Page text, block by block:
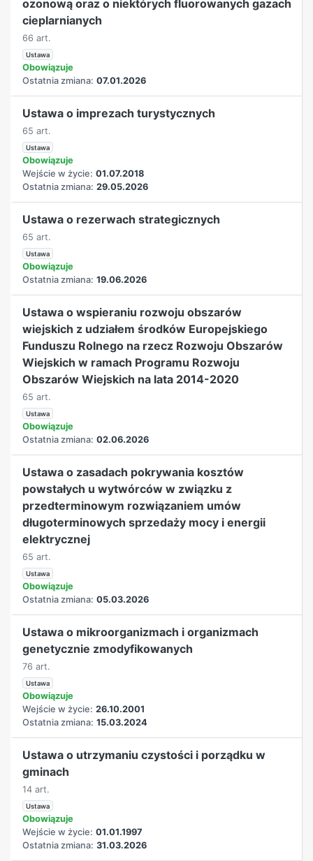
ozonową oraz o niektórych fluorowanych gazach
cieplarnianych
66 art.
Ustawa
Obowiązuje
Ostatnia zmiana: 07.01.2026
Ustawa o imprezach turystycznych
65 art.
Ustawa
Obowiązuje
Wejście w życie: 01.07.2018
Ostatnia zmiana: 29.05.2026
Ustawa o rezerwach strategicznych
65 art.
Ustawa
Obowiązuje
Ostatnia zmiana: 19.06.2026
Ustawa o wspieraniu rozwoju obszarów
wiejskich z udziałem środków Europejskiego
Funduszu Rolnego na rzecz Rozwoju Obszarów
Wiejskich w ramach Programu Rozwoju
Obszarów Wiejskich na lata 2014-2020
65 art.
Ustawa
Obowiązuje
Ostatnia zmiana: 02.06.2026
Ustawa o zasadach pokrywania kosztów
powstałych u wytwórców w związku z
przedterminowym rozwiązaniem umów
długoterminowych sprzedaży mocy i energii
elektrycznej
65 art.
Ustawa
Obowiązuje
Ostatnia zmiana: 05.03.2026
Ustawa o mikroorganizmach i organizmach
genetycznie zmodyfikowanych
76 art.
Ustawa
Obowiązuje
Wejście w życie: 26.10.2001
Ostatnia zmiana: 15.03.2024
Ustawa o utrzymaniu czystości i porządku w
gminach
14 art.
Ustawa
Obowiązuje
Wejście w życie: 01.01.1997
Ostatnia zmiana: 31.03.2026